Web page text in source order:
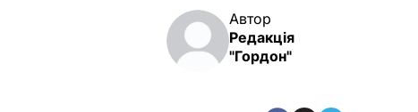
Автор
Редакція
"Гордон"